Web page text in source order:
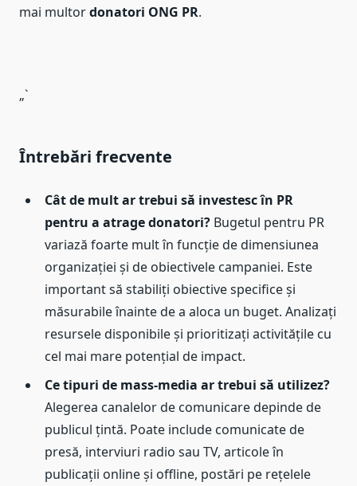
mai multordonatori ONG PR.
„`
Întrebări frecvente
Cât de mult ar trebui să investesc în PR
pentru a atrage donatori? Bugetul pentru PR
variază foarte mult în funcție de dimensiunea
organizației și de obiectivele campaniei. Este
important să stabiliți obiective specifice și
măsurabile înainte de a aloca un buget. Analizați
resursele disponibile și prioritizați activitățile cu
cel mai mare potențial de impact.
Ce tipuri de mass-media ar trebui să utilizez?
Alegerea canalelor de comunicare depinde de
publicul țintă. Poate include comunicate de
presă, interviuri radio sau TV, articole în
publicații online și offline, postări pe rețelele